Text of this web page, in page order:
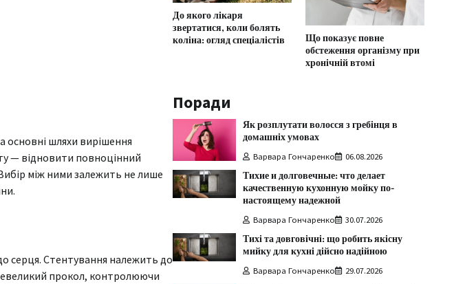
основні шляхи вирішення
— відновити повноцінний
між ними залежить не лише
серця. Стентування належить до
прокол, контролюючи
До якого лікаря
звертатися, коли болять
коліна: огляд спеціалістів
Що показує повне
обстеження організму при
хронічній втомі
Поради
Як розплутати волосся з гребінця в
домашніх умовах
Варвара Гончаренко 06.08.2026
Тихие и долговечные: что делает
качественную кухонную мойку по-
настоящему надежной
Варвара Гончаренко 30.07.2026
Тихі та довговічні: що робить якісну
мийку для кухні дійсно надійною
Варвара Гончаренко 29.07.2026